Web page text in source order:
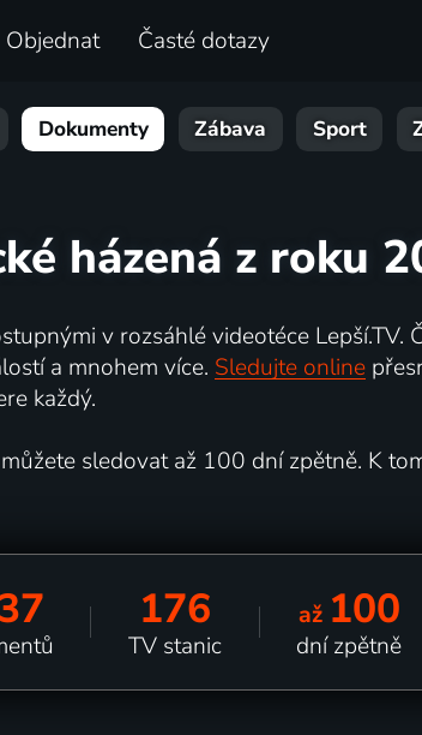
Objednat Časté dotazy
Dokumenty Zábava Sport
házená z roku
v rozsáhlé videotéce Lepší.TV.
a mnohem více. Sledujte online
každý.
sledovat až 100 dní zpětně. K
176
TV stanic
až 100
dní zpětně